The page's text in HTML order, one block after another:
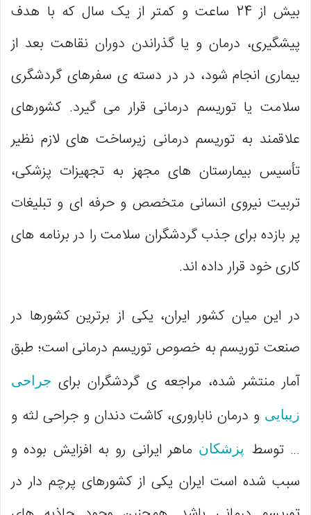
بیش از 24 ساعت و کمتر از یک سال که با هدف
پیشگیری، درمان و یا گذراندن دوران نقاهت بعد از
بیماری انجام شود، در در دسته ی سفرهای گردشگری
سلامت یا توریسم درمانی قرار می گیرد. کشورهای
علاقمند به توریسم درمانی زیرساخت های لازم نظیر
تأسیس بیمارستان های مجهز به تجهیزات پزشکی،
تربیت نیروی انسانی متخصص و حرفه ای و تبلیغات
پر بازده برای جذب گردشگران سلامت را در برنامه های
کاری خود قرار داده اند.
در این میان کشور ایران، یکی از برترین کشورها در
صنعت توریسم به خصوص توریسم درمانی است؛ طبق
آمار منتشر شده، مراجعه ی گردشگران برای جراحی
زیبایی و درمان ناباروری، کاشت دندان و جراحی لثه و
… توسط پزشکان ماهر ایرانی رو به افزایش بوده و
سبب شده است ایران یکی از کشورهای پرچم دار در